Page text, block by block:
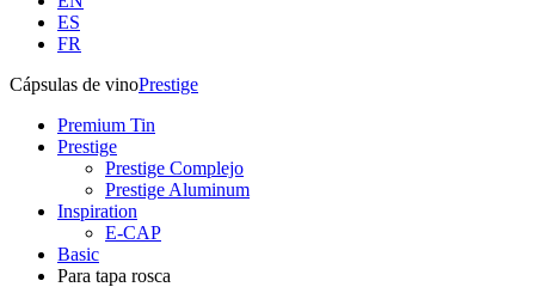
ES
FR
Cápsulas de vinoPrestige
Premium Tin
Prestige
Prestige Complejo
Prestige Aluminum
Inspiration
E-CAP
Basic
Para tapa rosca